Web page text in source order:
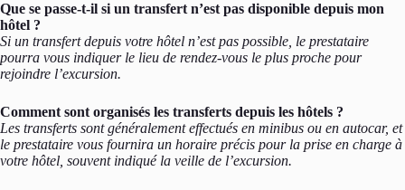
Que se passe-t-il si un transfert n’est pas disponible depuis mon
hôtel ?
Si un transfert depuis votre hôtel n’est pas possible, le prestataire
pourra vous indiquer le lieu de rendez-vous le plus proche pour
rejoindre l’excursion.
Comment sont organisés les transferts depuis les hôtels ?
Les transferts sont généralement effectués en minibus ou en autocar, et
le prestataire vous fournira un horaire précis pour la prise en charge à
votre hôtel, souvent indiqué la veille de l’excursion.